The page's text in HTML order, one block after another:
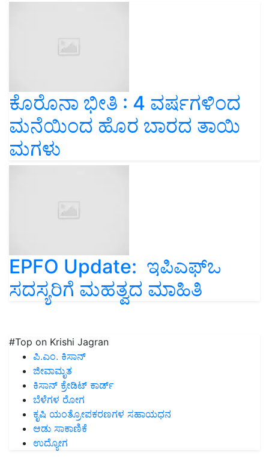
ಕೊರೊನಾ ಭೀತಿ : 4 ವರ್ಷಗಳಿಂದ
ಮನೆಯಿಂದ ಹೊರ ಬಾರದ ತಾಯಿ
ಮಗಳು
EPFO Update: ಇಪಿಎಫ್‌ಒ
ಸದಸ್ಯರಿಗೆ ಮಹತ್ವದ ಮಾಹಿತಿ
#Top on Krishi Jagran
ಪಿ.ಎಂ. ಕಿಸಾನ್
ಜೀವಾಮೃತ
ಕಿಸಾನ್ ಕ್ರೇಡಿಟ್ ಕಾರ್ಡ್
ಬೆಳೆಗಳ ರೋಗ
ಕೃಷಿ ಯಂತ್ರೋಪಕರಣಗಳ ಸಹಾಯಧನ
ಆಡು ಸಾಕಾಣಿಕೆ
ಉದ್ಯೋಗ